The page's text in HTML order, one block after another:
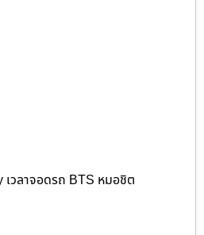
เวลาจอดรถ BTS หมอชิต